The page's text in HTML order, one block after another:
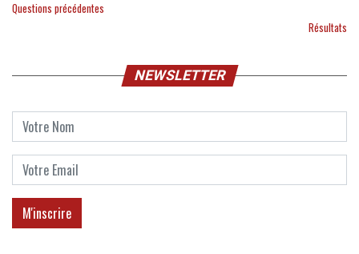
Questions précédentes
Résultats
NEWSLETTER